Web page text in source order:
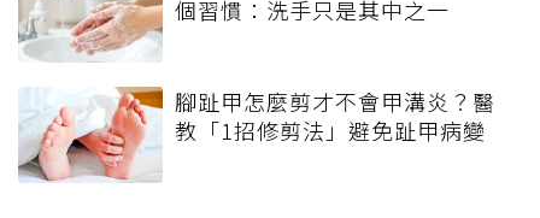
個習慣：洗手只是其中之一
腳趾甲怎麼剪才不會甲溝炎？醫
教「1招修剪法」避免趾甲病變